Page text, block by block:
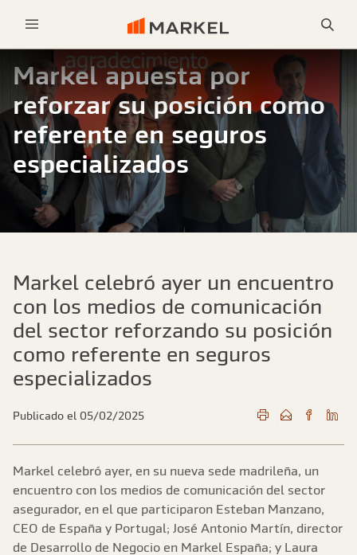
Markel apuesta por
reforzar su posición como
referente en seguros
especializados
Markel celebró ayer un encuentro
con los medios de comunicación
del sector reforzando su posición
como referente en seguros
especializados
Publicado el 05/02/2025
Markel celebró ayer, en su nueva sede madrileña, un
encuentro con los medios de comunicación del sector
asegurador, en el que participaron Esteban Manzano,
CEO de España y Portugal; José Antonio Martín, director
de Desarrollo de Negocio en Markel España; y Laura